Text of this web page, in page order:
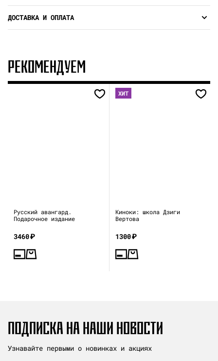
ДОСТАВКА И ОПЛАТА
РЕКОМЕНДУЕМ
Русский авангард.
Подарочное издание
3460₽
ХИТ
Киноки: школа Дзиги
Вертова
1300₽
ПОДПИСКА НА НАШИ НОВОСТИ
Узнавайте первыми о новинках и акциях